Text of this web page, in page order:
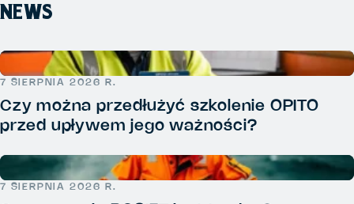
NEWS
7 SIERPNIA 2026 R.
Czy można przedłużyć szkolenie OPITO
przed upływem jego ważności?
7 SIERPNIA 2026 R.